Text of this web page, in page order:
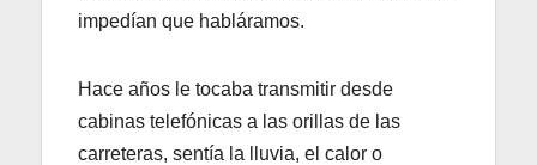
impedían que habláramos.
Hace años le tocaba transmitir desde
cabinas telefónicas a las orillas de las
carreteras, sentía la lluvia, el calor o